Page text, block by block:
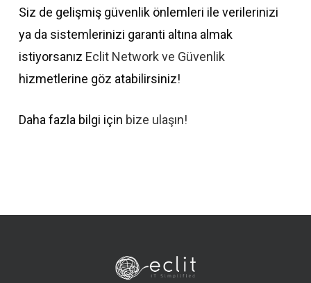
Siz de gelişmiş güvenlik önlemleri ile verilerinizi
ya da sistemlerinizi garanti altına almak
istiyorsanız Eclit Network ve Güvenlik
hizmetlerine göz atabilirsiniz!
Daha fazla bilgi için bize ulaşın!